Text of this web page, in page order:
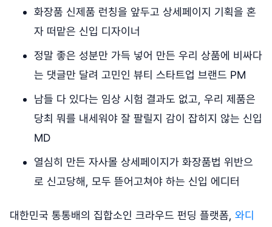
화장품 신제품 런칭을 앞두고 상세페이지 기획을 혼
자 떠맡은 신입 디자이너
정말 좋은 성분만 가득 넣어 만든 우리 상품에 비싸다
는 댓글만 달려 고민인 뷰티 스타트업 브랜드 PM
남들 다 있다는 임상 시험 결과도 없고, 우리 제품은
당최 뭐를 내세워야 잘 팔릴지 감이 잡히지 않는 신입
MD
열심히 만든 자사몰 상세페이지가 화장품법 위반으
로 신고당해, 모두 뜯어고쳐야 하는 신입 에디터
대한민국 통통배의 집합소인 크라우드 펀딩 플랫폼, 와디